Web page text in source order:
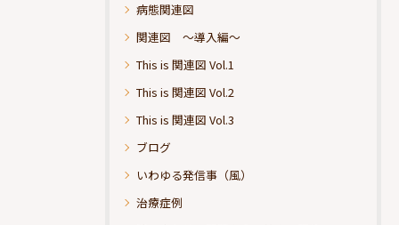
病態関連図
関連図 ～導入編～
This is 関連図 Vol.1
This is 関連図 Vol.2
This is 関連図 Vol.3
ブログ
いわゆる発信事（風）
治療症例